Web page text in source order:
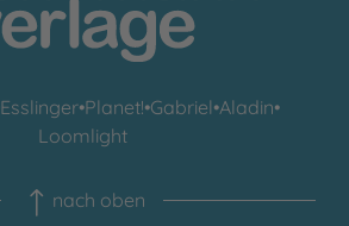
Esslinger•Planet!•Gabriel•Aladin•
Loomlight
nach oben